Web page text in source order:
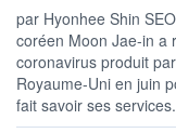
par Hyonhee Shin
coréen Moon Jae-in a
coronavirus produit
Royaume-Uni en juin
fait savoir ses